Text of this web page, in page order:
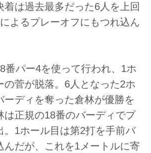
着は過去最多だった6人を上回
よるプレーオフにもつれ込ん
番パー4を使って行われ、1ホ
の菅が脱落。6人となった2ホ
ーディを奪った倉林が優勝を
は正規の18番のバーディでプ
。1ホール目は第2打を手前バ
んだが、これを1メートルに寄